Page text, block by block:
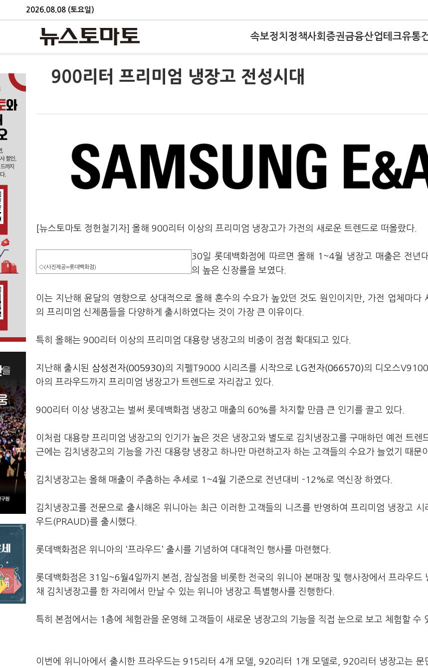
2026.08.08 (토요일)
속보정치 정책사회 증권금융산업테크유통
900리터 프리미엄 냉장고 전성시대
[뉴스토마토 정헌철기자] 올해 900리터 이상의 프리미엄 냉장고가 가전의 새로운 트렌드로 떠올랐다.
◇(사진제공=롯데백화점)
30일 롯데백화점에 따르면 올해 1~4월 냉장고 매출은 전년
의 높은 신장률을 보였다.
이는 지난해 윤달의 영향으로 상대적으로 올해 혼수의 수요가 높았던 것도 원인이지만, 가전 업체마다
의 프리미엄 신제품들을 다양하게 출시하였다는 것이 가장 큰 이유이다.
특히 올해는 900리터 이상의 프리미엄 대용량 냉장고의 비중이 점점 확대되고 있다.
지난해 출시된 삼성전자(005930)의 지펠T9000 시리즈를 시작으로 LG전자(066570)의 디오스
아의 프라우드까지 프리미엄 냉장고가 트렌드로 자리잡고 있다.
900리터 이상 냉장고는 벌써 롯데백화점 냉장고 매출의 60%를 차지할 만큼 큰 인기를 끌고 있다.
이처럼 대용량 프리미엄 냉장고의 인기가 높은 것은 냉장고와 별도로 김치냉장고를 구매하던 예전 트렌
근에는 김치냉장고의 기능을 가진 대용량 냉장고 하나만 마련하고자 하는 고객들의 수요가 늘었기 때문
김치냉장고는 올해 매출이 주춤하는 추세로 1~4월 기준으로 전년대비 -12%로 역신장 하였다.
김치냉장고를 전문으로 출시해온 위니아는 최근 이러한 고객들의 니즈를 반영하여 프리미엄 냉장고 시
우드(PRAUD)를 출시했다.
롯데백화점은 위니아의 ‘프라우드’ 출시를 기념하여 대대적인 행사를 마련했다.
롯데백화점은 31일~6월4일까지 본점, 잠실점을 비롯한 전국의 위니아 본매장 및 행사장에서 프라우드
채 김치냉장고를 한 자리에서 만날 수 있는 위니아 냉장고 특별행사를 진행한다.
특히 본점에서는 1층에 체험관을 운영해 고객들이 새로운 냉장고의 기능을 직접 눈으로 보고 체험할 수
이번에 위니아에서 출시한 프라우드는 915리터 4개 모델, 920리터 1개 모델로, 920리터 냉장고는 문